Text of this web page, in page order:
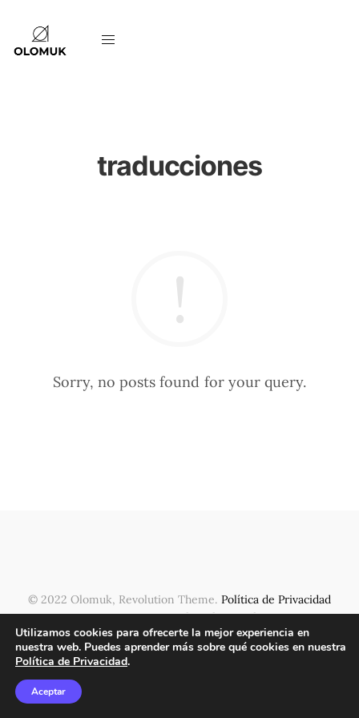
traducciones
Sorry, no posts found for your query.
© 2022 Olomuk, Revolution Theme. Política de Privacidad
-Contacto- somosolomuk@gmail.com
Utilizamos cookies para ofrecerte la mejor experiencia en
nuestra web. Puedes aprender más sobre qué cookies en nuestra
Política de Privacidad.
Aceptar